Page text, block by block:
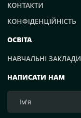
НАПИСАТИ НАМ
КОНТАКТИ
КОНФІДЕНЦІЙНІСТЬ
ОСВІТА
НАВЧАЛЬНІ ЗАКЛАДИ